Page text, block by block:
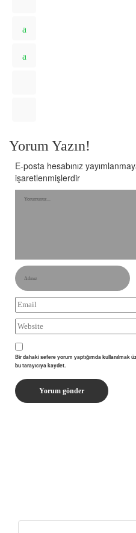
Yorum Yazın!
E-posta hesabınız
işaretlenmişlerdir
Bir dahaki sefere yorum yaptığımda kullanılmak
bu tarayıcıya kaydet.